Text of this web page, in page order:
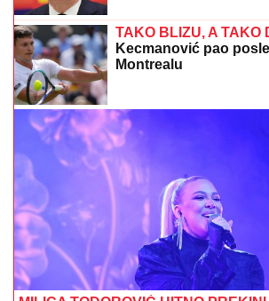
HLADNI FRONT NAM DONOSI
GRMLjAVINOM: Srbiju čeka promena
dan je ključan
"TUŽILA SAM BORU I
progovorila o svemu
folirant" (VIDEO)
KOLIMA POKOSIO
POBEGAOTeška